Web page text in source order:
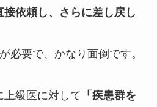
依頼し、さらに差し戻し
必要で、かなり面倒です。
級医に対して 「疾患群を